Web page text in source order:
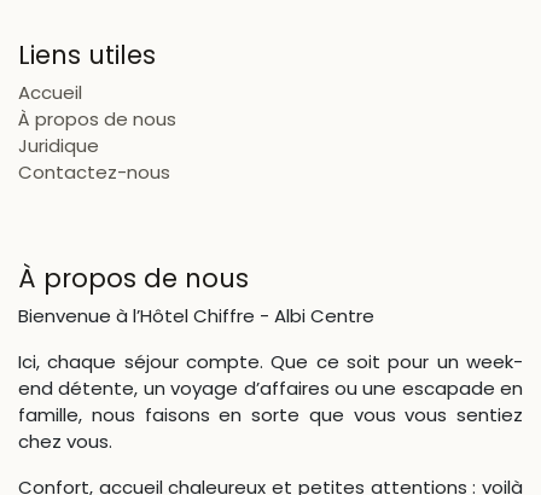
Liens utiles
Accueil
À propos de nous
Juridique
Contactez-nous
À propos de nous
Bienvenue à l’Hôtel Chiffre - Albi Centre
Ici, chaque séjour compte. Que ce soit pour un week-
end détente, un voyage d’affaires ou une escapade en
famille, nous faisons en sorte que vous vous sentiez
chez vous.
Confort, accueil chaleureux et petites attentions : voilà